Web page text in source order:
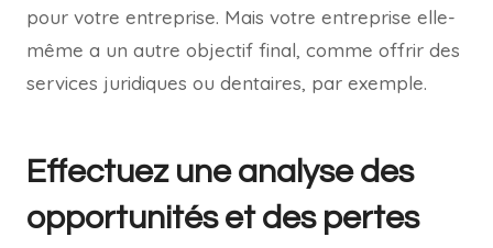
pour votre entreprise. Mais votre entreprise elle-
même a un autre objectif final, comme offrir des
services juridiques ou dentaires, par exemple.
Effectuez une analyse des
opportunités et des pertes